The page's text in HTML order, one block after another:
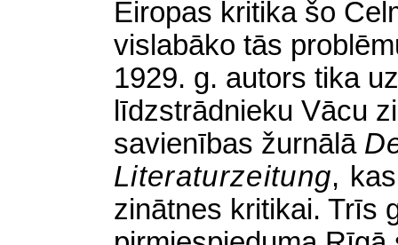
Eiropas kritika šo
vislabāko tās
1929. g. autors tika
līdzstrādnieku Vācu
savienības žurnālā
Literaturzeitung,
zinātnes kritikai. Trīs